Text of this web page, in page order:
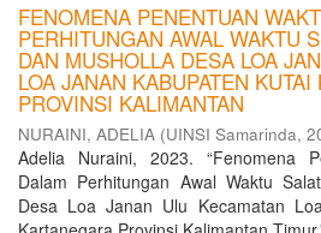
FENOMENA PENENTUAN
PERHITUNGAN AWAL WAKTU
DAN MUSHOLLA DESA LOA
LOA JANAN KABUPATEN
PROVINSI KALIMANTAN
NURAINI, ADELIA (UINSI Samarinda,
Adelia Nuraini, 2023. “Fenomena
Dalam Perhitungan Awal Waktu
Desa Loa Janan Ulu Kecamatan